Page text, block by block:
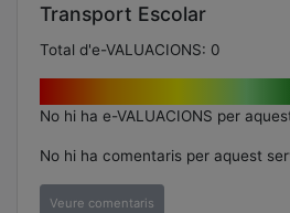
Transport Escolar
Total d'e-VALUACIONS: 0
No hi ha e-VALUACIONS per
No hi ha comentaris per aquest
Veure comentaris